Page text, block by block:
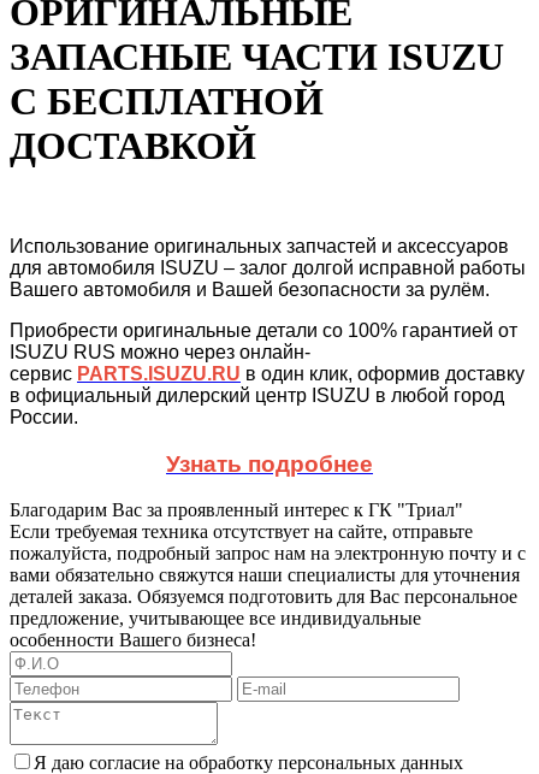
ОРИГИНАЛЬНЫЕ
ЗАПАСНЫЕ ЧАСТИ ISUZU
С БЕСПЛАТНОЙ
ДОСТАВКОЙ
Использование оригинальных запчастей и аксессуаров
для автомобиля ISUZU – залог долгой исправной работы
Вашего автомобиля и Вашей безопасности за рулём.
Приобрести оригинальные детали со 100% гарантией от
ISUZU RUS можно через онлайн-
сервис PARTS.ISUZU.RU в один клик, оформив доставку
в официальный дилерский центр ISUZU в любой город
России.
Узнать подробнее
Благодарим Вас за проявленный интерес к ГК "Триал"
Если требуемая техника отсутствует на сайте, отправьте
пожалуйста, подробный запрос нам на электронную почту и с
вами обязательно свяжутся наши специалисты для уточнения
деталей заказа. Обязуемся подготовить для Вас персональное
предложение, учитывающее все индивидуальные
особенности Вашего бизнеса!
Я даю согласие на обработку персональных данных